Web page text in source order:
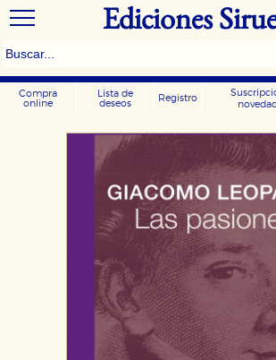
Ediciones
Compra
online
Lista de
deseos
Registro